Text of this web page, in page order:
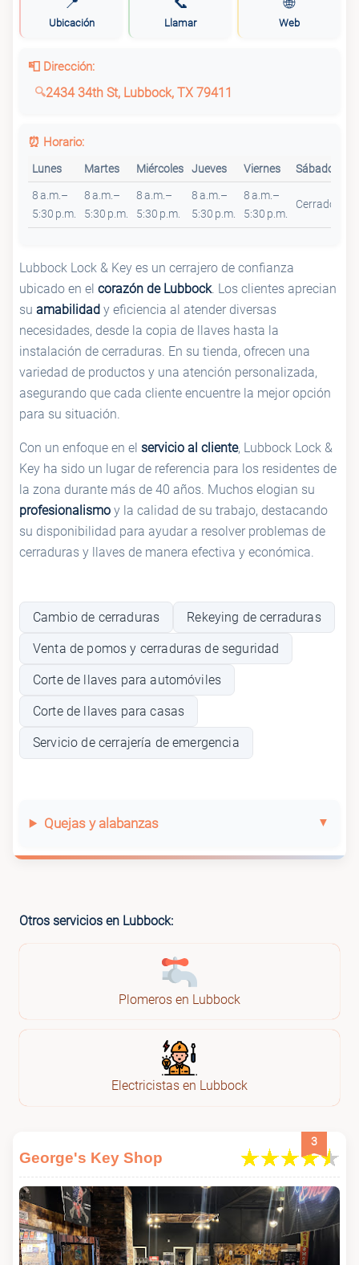
Ubicación Llamar Web
📮 Dirección:
2434 34th St, Lubbock, TX 79411
⏰ Horario:
Lunes Martes Miércoles Jueves Viernes Sábado
8 a.m.–
5:30 p.m.
8 a.m.–
5:30 p.m.
8 a.m.–
5:30 p.m.
8 a.m.–
5:30 p.m.
8 a.m.–
5:30 p.m.
Cerrado
Lubbock Lock & Key es un cerrajero de confianza
ubicado en el corazón de Lubbock. Los clientes aprecian
su amabilidad y eficiencia al atender diversas
necesidades, desde la copia de llaves hasta la
instalación de cerraduras. En su tienda, ofrecen una
variedad de productos y una atención personalizada,
asegurando que cada cliente encuentre la mejor opción
para su situación.
Con un enfoque en el servicio al cliente, Lubbock Lock &
Key ha sido un lugar de referencia para los residentes de
la zona durante más de 40 años. Muchos elogian su
profesionalismo y la calidad de su trabajo, destacando
su disponibilidad para ayudar a resolver problemas de
cerraduras y llaves de manera efectiva y económica.
Cambio de cerraduras Rekeying de cerraduras
Venta de pomos y cerraduras de seguridad
Corte de llaves para automóviles
Corte de llaves para casas
Servicio de cerrajería de emergencia
Quejas y alabanzas
Otros servicios en Lubbock:
Plomeros en Lubbock
Electricistas en Lubbock
3
George's Key Shop